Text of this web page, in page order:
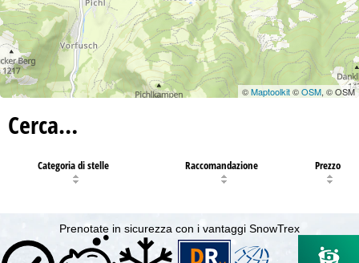
©Maptoolkit©OSM, © OSM
Cerca…
Categoria di stelle Raccomandazione Prezzo
Prenotate in sicurezza con i vantaggi SnowTrex